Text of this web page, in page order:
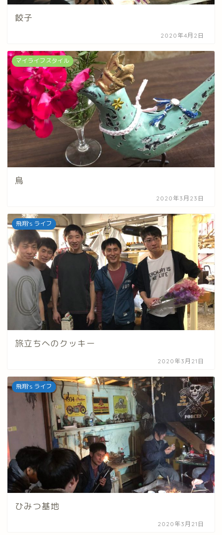
餃子
2020年4月2日
マイライフスタイル
鳥
2020年3月23日
飛翔's ライフ
旅立ちへのクッキー
2020年3月21日
飛翔's ライフ
ひみつ基地
2020年3月21日